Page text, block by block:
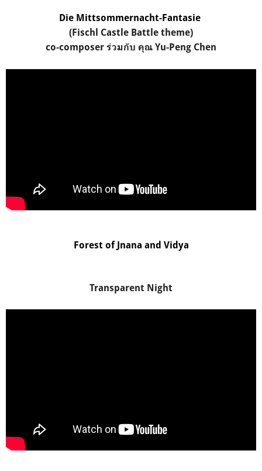
Die Mittsommernacht-Fantasie
(Fischl Castle Battle theme)
co-composer ร่วมกับ คุณ Yu-Peng Chen
Forest of Jnana and Vidya
Transparent Night